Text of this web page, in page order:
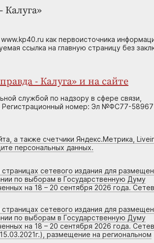
Калуга»
как первоисточника
ссылка на главную страницу без
- Калуга» и на сайте
службой по надзору в сфере связи,
Регистрационный номер: Эл №ФС77-58967
а также счетчики Яндекс.Метрика,
персональных данных.
сетевого издания для
по выборам в Государственную Думу
на 18 – 20 сентября 2026 года.
сетевого издания для
по выборам в Государственную Думу
на 18 – 20 сентября 2026 года.
размещение на региональном